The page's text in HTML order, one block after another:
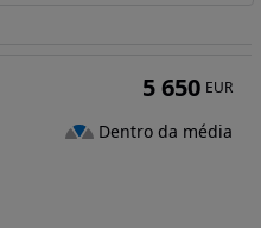
5 650 EUR
Dentro da média